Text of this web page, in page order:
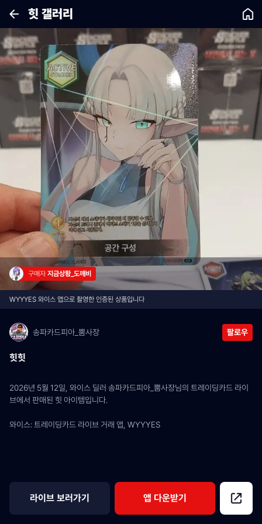
힛 갤러리
구매자 지금상황_도깨비
WYYYES 와이스 앱으로 촬영한 인증된 상품입니다
송파카드피아_뿜사장 팔로우
힛힛
2026년 5월 12일, 와이스 딜러 송파카드피아_뿜사장님의 트레이딩카드 라이
브에서 판매된 힛 아이템입니다.
와이스: 트레이딩카드 라이브 거래 앱, WYYYES
라이브 보러가기 앱 다운받기